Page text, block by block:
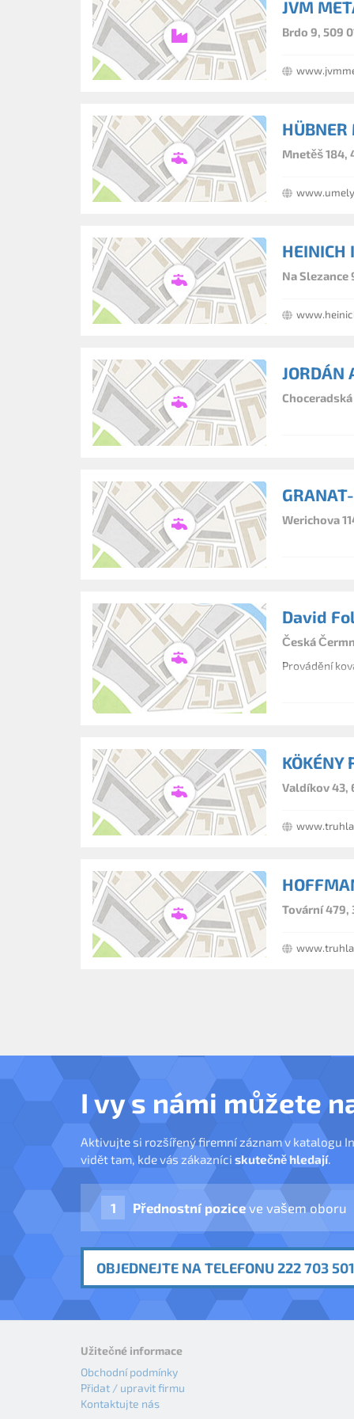
JVM
Brdo 9, 509
Mnetěš 184,
HEINICH
Na Slezance
JORDÁN
Werichova
David
Česká
Provádění
KÖKÉNY
Valdíkov 43,
Tovární 479,
I vy s námi můžete
Aktivujte si rozšířený firemní záznam v katalogu
vidět tam, kde vás zákazníci skutečně hledají.
Přednostní pozice ve vašem oboru
OBJEDNEJTE NA TELEFONU 222 703
Užitečné informace
Obchodní podmínky
Přidat / upravit firmu
Kontaktujte nás